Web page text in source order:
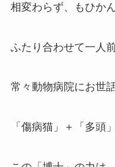
相変わらず、もひか
ふたり合わせて一人
常々動物病院にお世
「傷病猫」＋「多頭